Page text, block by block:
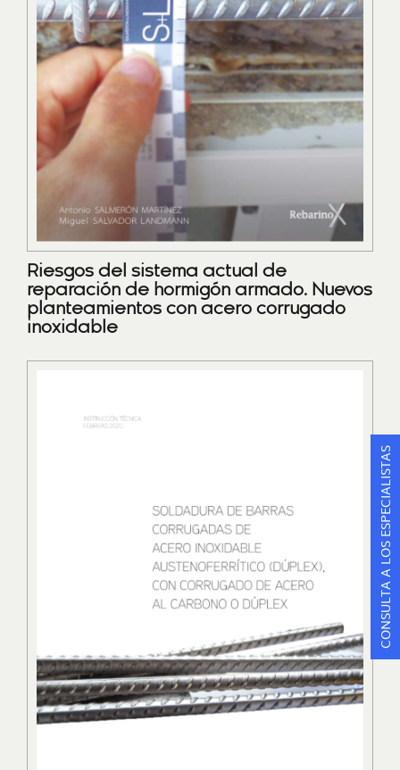
Riesgos del sistema actual de
reparación de hormigón armado. Nuevos
planteamientos con acero corrugado
inoxidable
CONSULTA A LOS ESPECIALISTAS